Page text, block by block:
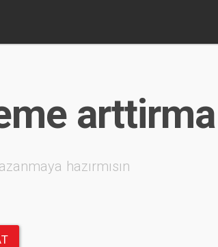
hazırmısın